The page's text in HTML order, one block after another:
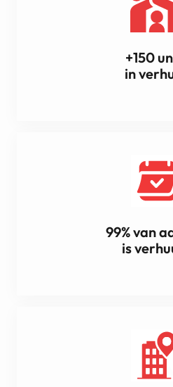
+150
in
99% van
is